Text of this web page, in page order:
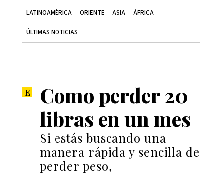
LATINOAMÉRICA ORIENTE ASIA ÁFRICA
ÚLTIMAS NOTICIAS
Como perder 20
libras en un mes
Si estás buscando una
manera rápida y sencilla de
perder peso,